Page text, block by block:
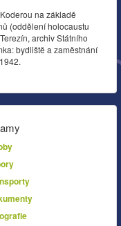
na základě
(oddělení holocaustu
archiv Státního
bydliště a zaměstnání